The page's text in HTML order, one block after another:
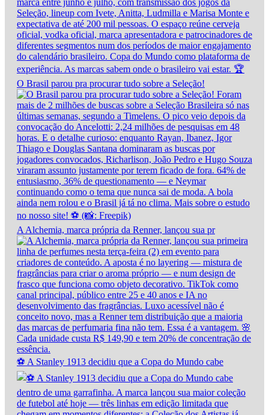
O Brasil parou pra procurar tudo sobre a Seleção!
A Alchemia, marca própria da Renner, lançou sua pr
⚽ A Stanley 1913 decidiu que a Copa do Mundo cabe